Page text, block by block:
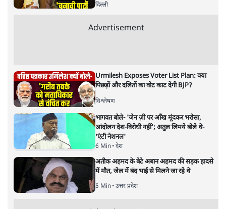
उसके पीछे पुरुषवादी मानसिकता नहीं है जो महिलाओं को कमतर
सबरीमला का अयप्पा मंदिर देश का अकेला मंदिर नहीं है, जहां
महिलाओं को नहीं घुसने दिया जाता है। बड़े ऐसे कई मंदिर हैं, जहां
ऐसा होता है। कुछ मंदिर ऐसे हैं जहां माहवारी के दौरान उन्हें मंदिर
के अंदर नहीं जाने को कहा जाता है। कुछ ऐसे भी हैं, जहां माहवारी
उम्र की महिलाओं को कभी भी मंदिर में नहीं जाने दिया जाता है।
पटबउसी सत्र मंदिर
और पढ़ें